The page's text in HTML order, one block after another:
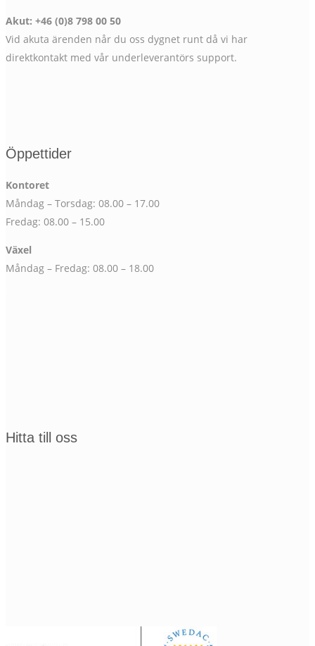
Akut: +46 (0)8 798 00 50
Vid akuta ärenden når du oss dygnet runt då vi har
direktkontakt med vår underleverantörs support.
Öppettider
Kontoret
Måndag – Torsdag: 08.00 – 17.00
Fredag: 08.00 – 15.00
Växel
Måndag – Fredag: 08.00 – 18.00
Hitta till oss